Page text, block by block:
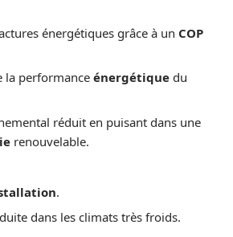
énergétiques grâce à un COP
la performanceénergétique du
réduit en puisant dans une
renouvelable.
.
dans les climats très froids.